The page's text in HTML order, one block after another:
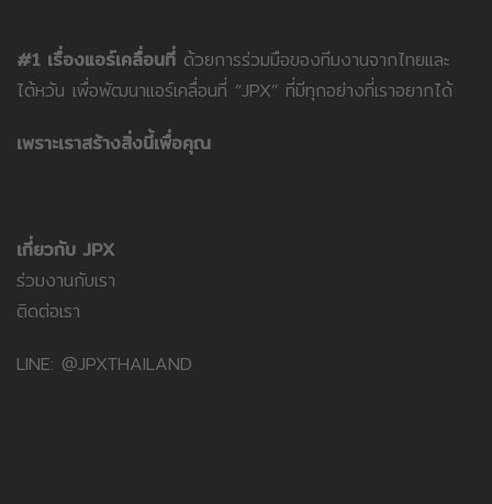
#1 เรื่องแอร์เคลื่อนที่ ด้วยการร่วมมือของทีมงานจากไทยและ
ไต้หวัน เพื่อพัฒนาแอร์เคลื่อนที่ “JPX” ที่มีทุกอย่างที่เราอยากได้
เพราะเราสร้างสิ่งนี้เพื่อคุณ
เกี่ยวกับ JPX
ร่วมงานกับเรา
ติดต่อเรา
LINE: @JPXTHAILAND